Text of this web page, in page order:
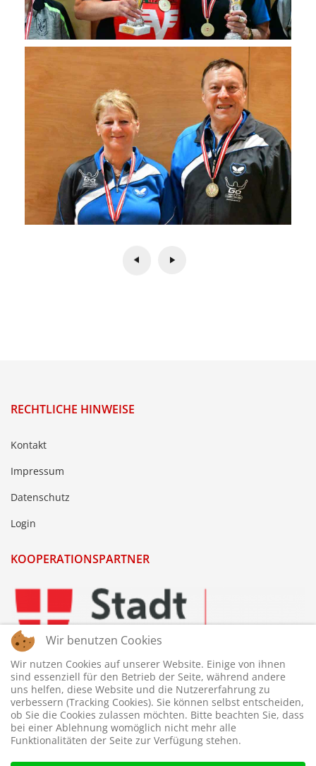
RECHTLICHE HINWEISE
Kontakt
Impressum
Datenschutz
Login
KOOPERATIONSPARTNER
Wir benutzen Cookies
Wir nutzen Cookies auf unserer Website. Einige von ihnen
sind essenziell für den Betrieb der Seite, während andere
uns helfen, diese Website und die Nutzererfahrung zu
verbessern (Tracking Cookies). Sie können selbst entscheiden,
ob Sie die Cookies zulassen möchten. Bitte beachten Sie, dass
bei einer Ablehnung womöglich nicht mehr alle
Funktionalitäten der Seite zur Verfügung stehen.